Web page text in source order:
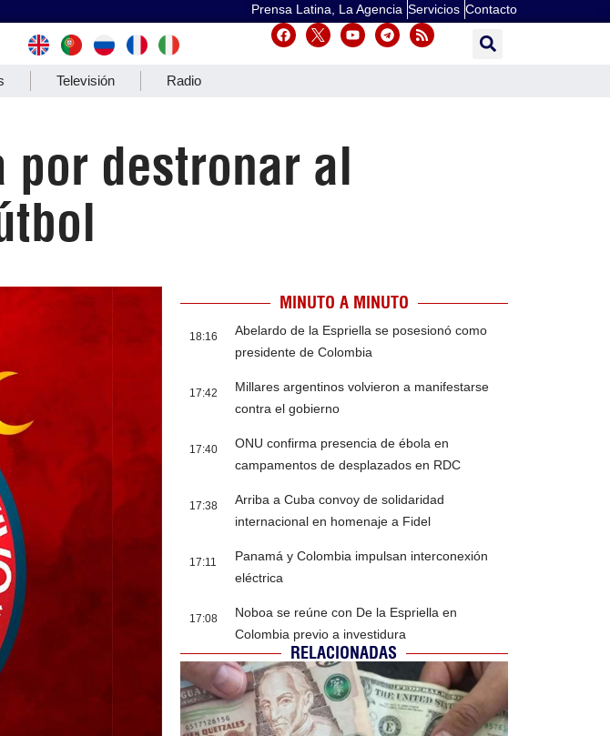
Prensa Latina, La Agencia Servicios Contacto
Televisión Radio
por destronar al
MINUTO A MINUTO
18:16
Abelardo de la Espriella se posesionó como
presidente de Colombia
17:42
Millares argentinos volvieron a manifestarse
contra el gobierno
17:40
ONU confirma presencia de ébola en
campamentos de desplazados en RDC
17:38
Arriba a Cuba convoy de solidaridad
internacional en homenaje a Fidel
17:11
Panamá y Colombia impulsan interconexión
eléctrica
17:08
Noboa se reúne con De la Espriella en
Colombia previo a investidura
RELACIONADAS